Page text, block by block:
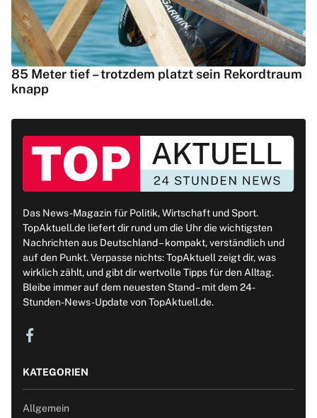
85 Meter tief – trotzdem platzt sein Rekordtraum
knapp
Das News-Magazin für Politik, Wirtschaft und Sport.
TopAktuell.de liefert dir rund um die Uhr die wichtigsten
Nachrichten aus Deutschland – kompakt, verständlich und
auf den Punkt. Verpasse nichts: TopAktuell zeigt dir, was
wirklich zählt, und gibt dir wertvolle Tipps für den Alltag.
Bleibe immer auf dem neuesten Stand – mit dem 24-
Stunden-News-Update von TopAktuell.de.
KATEGORIEN
Allgemein